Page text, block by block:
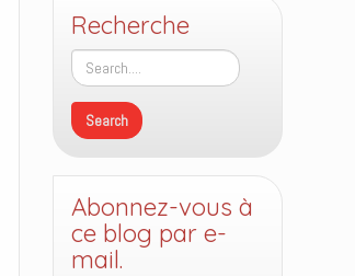
Recherche
Abonnez-vous à
ce blog par e-
mail.